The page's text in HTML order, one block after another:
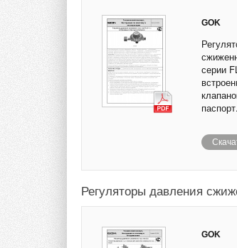
GOK
серии
Регуляторы давления
GOK